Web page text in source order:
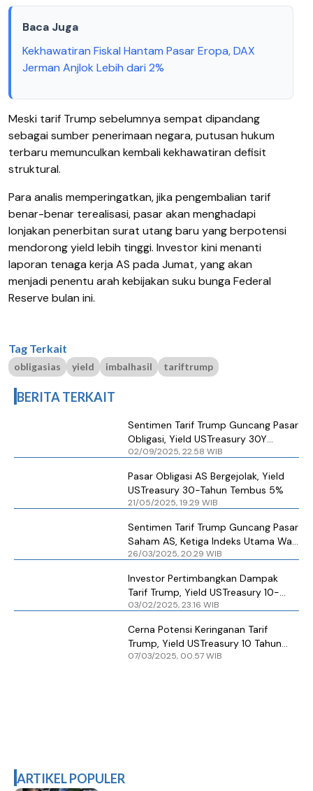
Baca Juga
Kekhawatiran Fiskal Hantam Pasar Eropa, DAX
Jerman Anjlok Lebih dari 2%
Meski tarif Trump sebelumnya sempat dipandang
sebagai sumber penerimaan negara, putusan hukum
terbaru memunculkan kembali kekhawatiran defisit
struktural.
Para analis memperingatkan, jika pengembalian tarif
benar-benar terealisasi, pasar akan menghadapi
lonjakan penerbitan surat utang baru yang berpotensi
mendorong yield lebih tinggi. Investor kini menanti
laporan tenaga kerja AS pada Jumat, yang akan
menjadi penentu arah kebijakan suku bunga Federal
Reserve bulan ini.
Tag Terkait
obligasias yield imbalhasil tariftrump
BERITA TERKAIT
Sentimen Tarif Trump Guncang Pasar
Obligasi, Yield USTreasury 30Y
Tembus 4,97%
02/09/2025, 22.58 WIB
Pasar Obligasi AS Bergejolak, Yield
USTreasury 30-Tahun Tembus 5%
21/05/2025, 19.29 WIB
Sentimen Tarif Trump Guncang Pasar
Saham AS, Ketiga Indeks Utama Wall
Street Rontok
26/03/2025, 20.29 WIB
Investor Pertimbangkan Dampak
Tarif Trump, Yield USTreasury 10-
Tahun Turun
03/02/2025, 23.16 WIB
Cerna Potensi Keringanan Tarif
Trump, Yield USTreasury 10 Tahun
Naik
07/03/2025, 00.57 WIB
ARTIKEL POPULER